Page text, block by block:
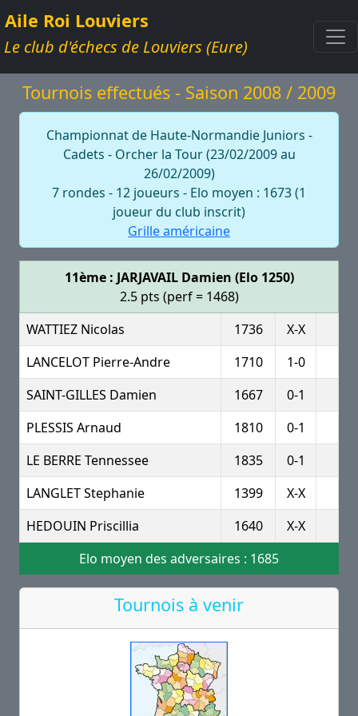
Aile Roi Louviers
Le club d'échecs de Louviers (Eure)
Tournois effectués - Saison 2008 / 2009
Championnat de Haute-Normandie Juniors -
Cadets - Orcher la Tour (23/02/2009 au
26/02/2009)
7 rondes - 12 joueurs - Elo moyen : 1673 (1
joueur du club inscrit)
Grille américaine
Elo moyen des adversaires : 1685
11ème : JARJAVAIL Damien (Elo 1250)
2.5 pts (perf = 1468)
WATTIEZ Nicolas
1736
X-X
LANCELOT Pierre-Andre
1710
1-0
SAINT-GILLES Damien
1667
0-1
PLESSIS Arnaud
1810
0-1
LE BERRE Tennessee
1835
0-1
LANGLET Stephanie
1399
X-X
HEDOUIN Priscillia
1640 X-X
Tournois à venir